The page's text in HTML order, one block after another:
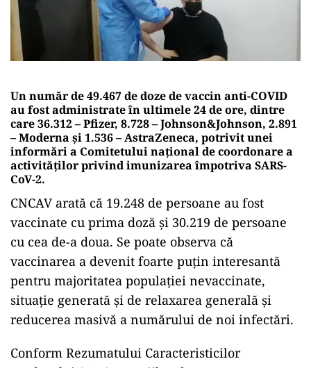
Un număr de 49.467 de doze de vaccin anti-COVID
au fost administrate în ultimele 24 de ore, dintre
care 36.312 – Pfizer, 8.728 – Johnson&Johnson, 2.891
– Moderna şi 1.536 – AstraZeneca, potrivit unei
informări a Comitetului naţional de coordonare a
activităţilor privind imunizarea împotriva SARS-
CoV-2.
CNCAV arată că 19.248 de persoane au fost
vaccinate cu prima doză şi 30.219 de persoane
cu cea de-a doua. Se poate observa că
vaccinarea a devenit foarte puțin interesantă
pentru majoritatea populației nevaccinate,
situație generată și de relaxarea generală și
reducerea masivă a numărului de noi infectări.
Conform Rezumatului Caracteristicilor